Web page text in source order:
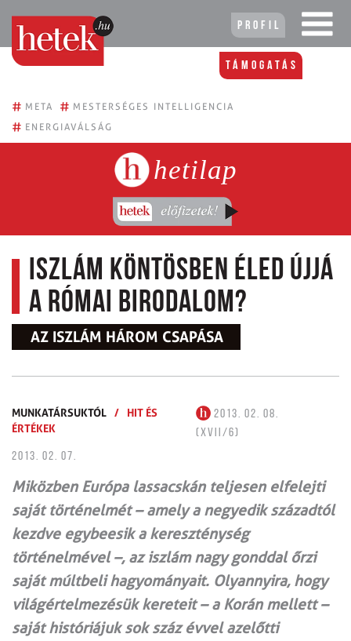
Profil
Támogatás
# META # MESTERSÉGES INTELLIGENCIA
# ENERGIAVÁLSÁG
hetilap
Iszlám köntösben éled újjá
a Római Birodalom?
AZ ISZLÁM HÁROM CSAPÁSA
MUNKATÁRSUKTÓL /
HIT ÉS
ÉRTÉKEK
2013. 02. 08.
(XVII/6)
2013. 02. 07.
Miközben Európa lassacskán teljesen elfelejti
saját történelmét – amely a negyedik századtól
kezdve egybeesik a kereszténység
történelmével –, az iszlám nagy gonddal őrzi
saját múltbeli hagyományait. Olyannyira, hogy
világértelmezésük kereteit – a Korán mellett –
saját históriájuk sok száz évvel azelőtti